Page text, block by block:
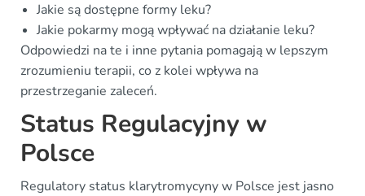
Jakie są dostępne formy leku?
Jakie pokarmy mogą wpływać na działanie leku?
Odpowiedzi na te i inne pytania pomagają w lepszym
zrozumieniu terapii, co z kolei wpływa na
przestrzeganie zaleceń.
Status Regulacyjny w
Polsce
Regulatory status klarytromycyny w Polsce jest jasno